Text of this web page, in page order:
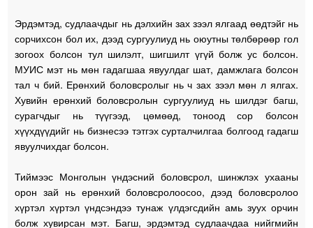
Эрдэмтэд, судлаачдыг нь дэлхийн зах зээл ялгаад өөдтэйг нь
сорчихсон бол их, дээд сургуулиуд нь оюутны төлбөрөөр гол
зогоох болсон тул шилэлт, шигшилт үгүй болж ус болсон.
МУИС мэт нь мөн гадагшаа явуулдаг шат, дамжлага болсон
тал ч бий. Ерөнхий боловсролыг нь ч зах зээл мөн л ялгах.
Хувийн ерөнхий боловсролын сургуулиуд нь шилдэг багш,
сурагчдыг нь түүгээд, цөмөөд, тоноод сор болсон
хүүхдүүдийг нь бизнесээ тэтгэх сурталчилгаа болгоод гадагш
явуулчихдаг болсон.
Тиймээс Монголын үндэсний боловсрол, шинжлэх ухааны
орон зай нь ерөнхий боловсролоосоо, дээд боловсролоо
хүртэл хүртэл үндсэндээ тунаж үлдэгсдийн амь зуух орчин
болж хувирсан мэт. Багш, эрдэмтэд судлаачдаа нийгмийн